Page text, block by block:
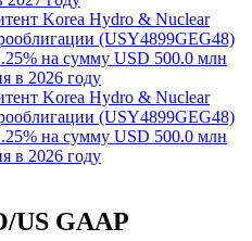
Korea Hydro & Nuclear
(USY4899GFA68)
на сумму USD 700 млн со
2027 году
Korea Hydro & Nuclear
(USY4899GEG48)
на сумму USD 500.0 млн
в 2026 году
Korea Hydro & Nuclear
на сумму USD 500.0 млн
в 2026 году